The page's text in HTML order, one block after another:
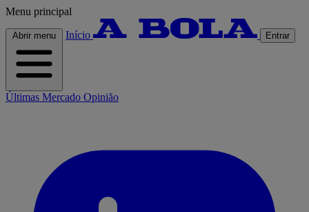
Menu principal
Abrir menu Início Entrar
Últimas Mercado Opinião